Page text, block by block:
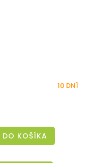
10 DNÍ
DO KOŠÍKA